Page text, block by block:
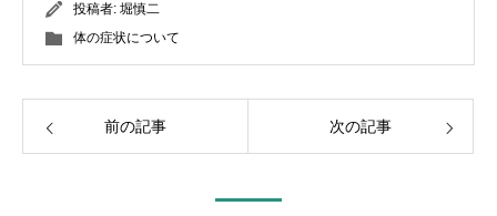
投稿者: 堀慎二
体の症状について
前の記事 次の記事